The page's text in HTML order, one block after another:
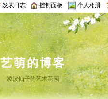
发表日志 控制面板 个人相册
艺萌的博客
凌波仙子的艺术花园